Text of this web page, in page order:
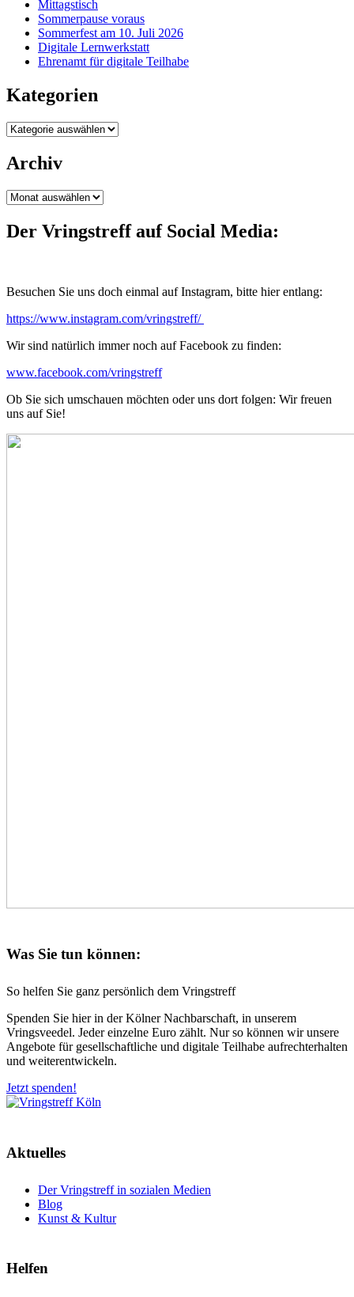
Mittagstisch
Sommerpause voraus
Sommerfest am 10. Juli 2026
Digitale Lernwerkstatt
Ehrenamt für digitale Teilhabe
Kategorien
Kategorien
Archiv
Archiv
Der Vringstreff auf Social Media:
Besuchen Sie uns doch einmal auf Instagram, bitte hier entlang:
https://www.instagram.com/vringstreff/
Wir sind natürlich immer noch auf Facebook zu finden:
www.facebook.com/vringstreff
Ob Sie sich umschauen möchten oder uns dort folgen: Wir freuen
uns auf Sie!
Was Sie tun können:
So helfen Sie ganz persönlich dem Vringstreff
Spenden Sie hier in der Kölner Nachbarschaft, in unserem
Vringsveedel. Jeder einzelne Euro zählt. Nur so können wir unsere
Angebote für gesellschaftliche und digitale Teilhabe aufrechterhalten
und weiterentwickeln.
Jetzt spenden!
Aktuelles
Der Vringstreff in sozialen Medien
Blog
Kunst & Kultur
Helfen